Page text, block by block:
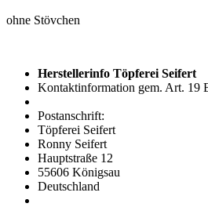
ohne Stövchen
Herstellerinfo Töpferei Seifert
Kontaktinformation gem. Art. 19
Postanschrift:
Töpferei Seifert
Ronny Seifert
Hauptstraße 12
55606 Königsau
Deutschland